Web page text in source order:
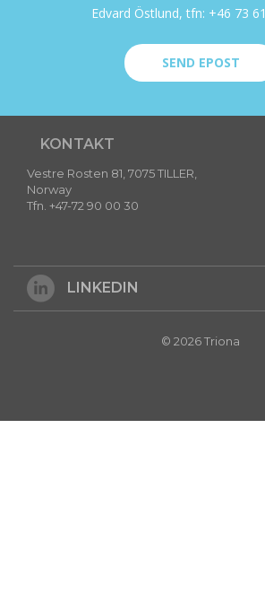
Edvard Östlund, tfn: +46 73
SEND EPOST
KONTAKT
Vestre Rosten 81, 7075 TILLER,
Norway
Tfn. +47-72 90 00 30
LINKEDIN
© 2026 Triona